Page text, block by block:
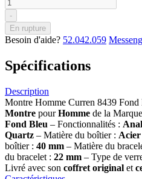
-
En rupture
Besoin d'aide? 52.042.059
Spécifications
Description
Montre Homme Curren 8439 Fond
Montre pourHomme de la
Fond Bleu – Fonctionnalités :
Quartz – Matière du boîtier :
boîtier : 40 mm – Matière du
du bracelet : 22 mm – Type de
Livré avec son coffret original et